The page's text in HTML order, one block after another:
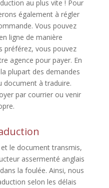
au plus vite ! Pour
également à régler
Vous pouvez
ligne de manière
préférez, vous pouvez
agence pour payer. En
plupart des demandes
document à traduire.
par courrier ou venir
le document transmis,
assermenté anglais
la foulée. Ainsi, nous
selon les délais